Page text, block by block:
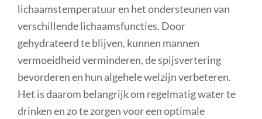
lichaamstemperatuur en het ondersteunen van
verschillende lichaamsfuncties. Door
gehydrateerd te blijven, kunnen mannen
vermoeidheid verminderen, de spijsvertering
bevorderen en hun algehele welzijn verbeteren.
Het is daarom belangrijk om regelmatig water te
drinken en zo te zorgen voor een optimale